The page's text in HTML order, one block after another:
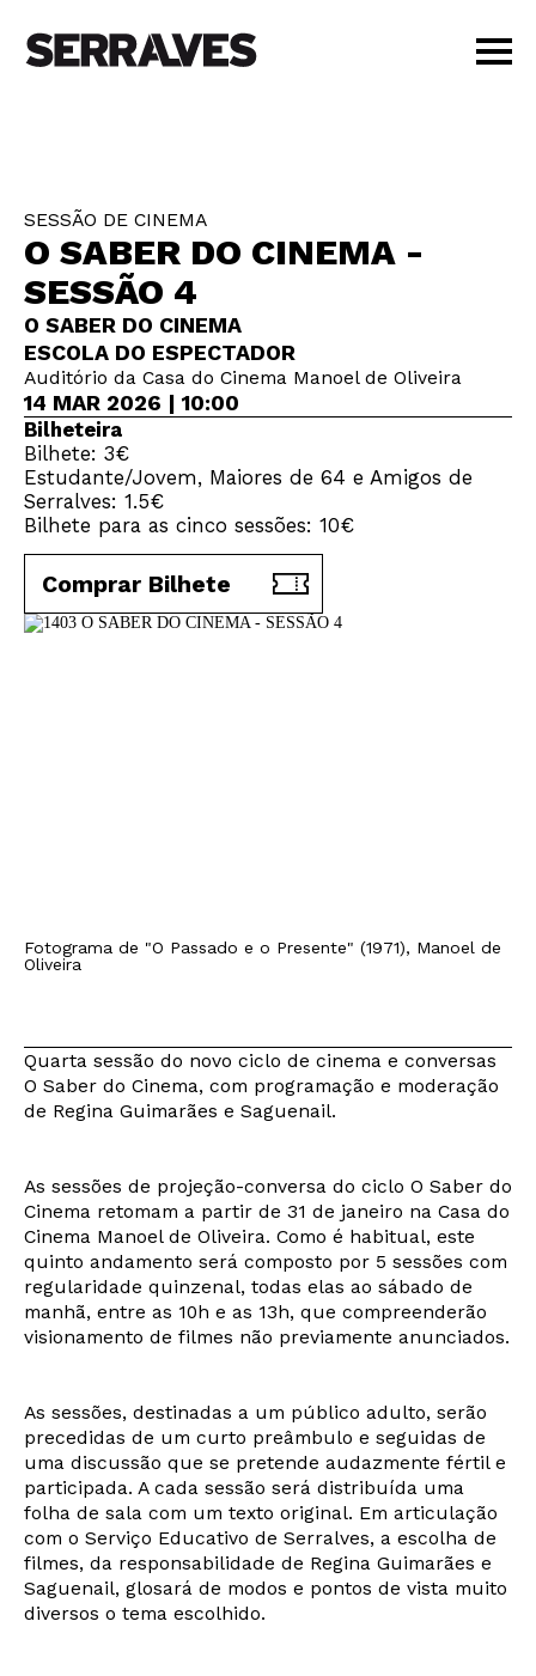
LOJA
PT | EN
BILHETES
AMIGOS
SESSÃO DE CINEMA
O SABER DO CINEMA -
SESSÃO 4
O SABER DO CINEMA
ESCOLA DO ESPECTADOR
Auditório da Casa do Cinema Manoel de Oliveira
14 MAR 2026 | 10:00
Bilheteira
Bilhete: 3€
Estudante/Jovem, Maiores de 64 e Amigos de
Serralves: 1.5€
Bilhete para as cinco sessões: 10€
Comprar Bilhete
Fotograma de "O Passado e o Presente" (1971), Manoel de
Oliveira
Quarta sessão do novo ciclo de cinema e conversas
O Saber do Cinema, com programação e moderação
de Regina Guimarães e Saguenail.
As sessões de projeção-conversa do ciclo O Saber do
Cinema retomam a partir de 31 de janeiro na Casa do
Cinema Manoel de Oliveira. Como é habitual, este
quinto andamento será composto por 5 sessões com
regularidade quinzenal, todas elas ao sábado de
manhã, entre as 10h e as 13h, que compreenderão
visionamento de filmes não previamente anunciados.
As sessões, destinadas a um público adulto, serão
precedidas de um curto preâmbulo e seguidas de
uma discussão que se pretende audazmente fértil e
participada. A cada sessão será distribuída uma
folha de sala com um texto original. Em articulação
com o Serviço Educativo de Serralves, a escolha de
filmes, da responsabilidade de Regina Guimarães e
Saguenail, glosará de modos e pontos de vista muito
diversos o tema escolhido.